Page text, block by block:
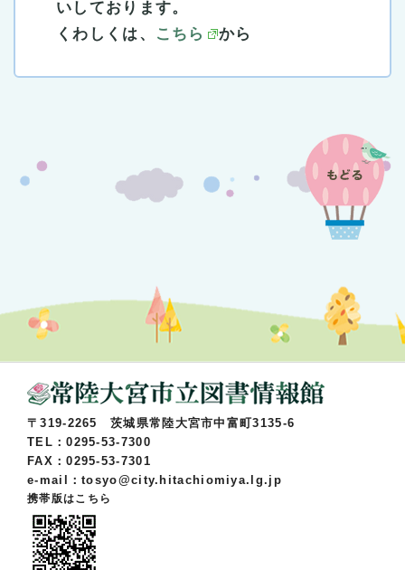
いしております。
くわしくは、
こちら から
〒319-2265 茨城県常陸大宮市中富町3135-6
TEL：0295-53-7300
FAX：0295-53-7301
e-mail：tosyo@city.hitachiomiya.lg.jp
携帯版はこちら